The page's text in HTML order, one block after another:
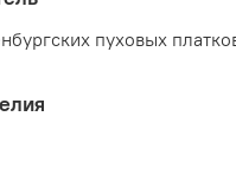
пуховых